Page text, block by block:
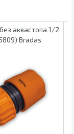
аквастопа 1/2
Bradas